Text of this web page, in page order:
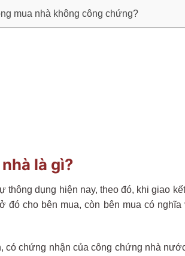
mua nhà không công chứng?
là gì?
dụng hiện nay, theo đó, khi giao
cho bên mua, còn bên mua có
chứng nhận của công chứng nhà